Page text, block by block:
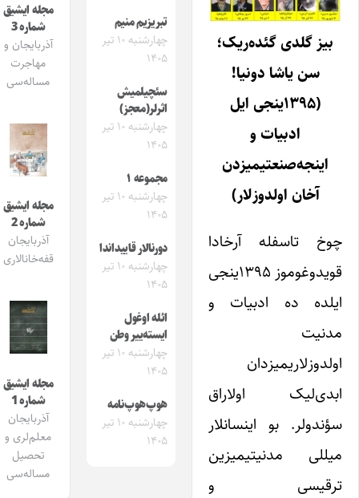
بیز گلدی گئده‌ریک؛
سن یاشا دونیا!
(۱۳۹۵ینجی ایل
ادبیات و
اینجه‌صنعتیمیزدن
آخان اولدوزلار)
چوخ تاسفله آرخادا
قویدوغوموز ۱۳۹۵ینجی
ایلده ده ادبیات و
مدنیت
اولدوزلاریمیزدان
ابدی‌لیک اولاراق
سؤندولر. بو اینسانلار
میللی مدنیتیمیزین
ترقیسی و
تبریزیم منیم
چهارشنبه ۱۰ تیر
۱۴۰۵
سئچیلمیش
اثرلر(معجز)
چهارشنبه ۱۰ تیر
۱۴۰۵
مجموعه ۱
چهارشنبه ۱۰ تیر
۱۴۰۵
دورنالار قاییداندا
چهارشنبه ۱۰ تیر
۱۴۰۵
ائله اوغول
ایسته‌ییر وطن
چهارشنبه ۱۰ تیر
۱۴۰۵
هوپ‌هوپ‌نامه
چهارشنبه ۱۰ تیر
۱۴۰۵
مجله ایشیق
شماره 3
آذربایجان و
مهاجرت
مساله‌سی
مجله ایشیق
شماره 2
آذربایجان
قفه‌خانالاری
مجله ایشیق
شماره 1
آذربایجان
معلم‌لری و
تحصیل
مساله‌سی